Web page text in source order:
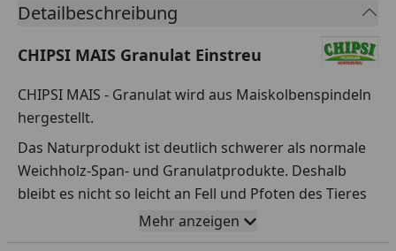
Detailbeschreibung
CHIPSI MAIS Granulat Einstreu
CHIPSI MAIS - Granulat wird aus Maiskolbenspindeln
hergestellt.
Das Naturprodukt ist deutlich schwerer als normale
Weichholz-Span- und Granulatprodukte. Deshalb
bleibt es nicht so leicht an Fell und Pfoten des Tieres
hängen und wird nicht aus dem Käfig getragen. Aus
diesem Grund stellt es z.B. auch für Katzen eine
Mehr anzeigen